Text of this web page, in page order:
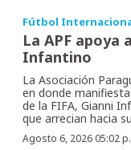
Fútbol
La APF apoya
Infantino
La Asociación
en donde
de la FIFA, Gianni
que arrecian hacia
Agosto 6, 2026 05:02